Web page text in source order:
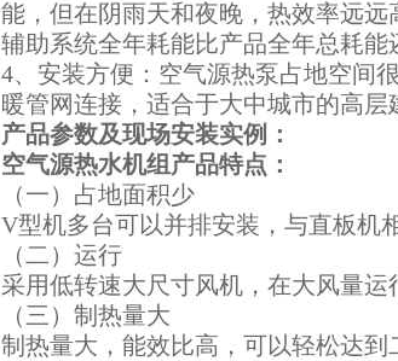
能，但在阴雨天和夜晚，热效率远
辅助系统全年耗能比产品全年总耗能
4、安装方便：空气源热泵占地空间
暖管网连接，适合于大中城市的高层
产品参数及现场安装实例：
空气源热水机组产品特点：
（一）占地面积少
V型机多台可以并排安装，与直板机
（二）运行
采用低转速大尺寸风机，在大风量运
（三）制热量大
制热量大，能效比高，可以轻松达到